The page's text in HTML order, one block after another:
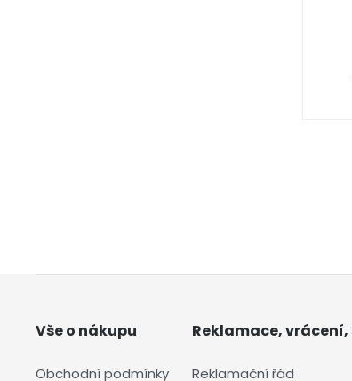
Vše o nákupu
Obchodní podmínky
Reklamace, vrácení,
Reklamační řád